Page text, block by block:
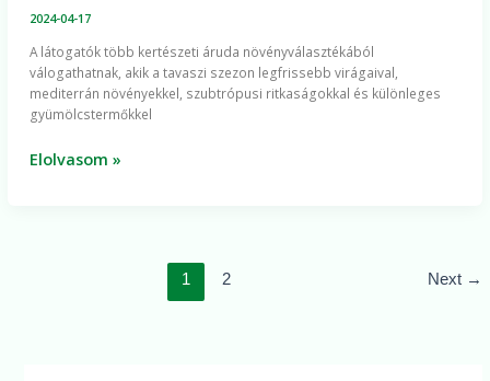
2024-04-17
A látogatók több kertészeti áruda növényválasztékából
válogathatnak, akik a tavaszi szezon legfrissebb virágaival,
mediterrán növényekkel, szubtrópusi ritkaságokkal és különleges
gyümölcstermőkkel
tavaszi
növényvásárt
a
téren
Elolvasom »
1 2 Next →